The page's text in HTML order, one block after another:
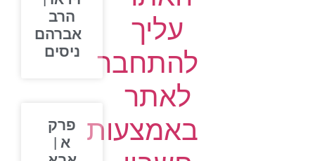
עליך
להתחבר
לאתר
באמצעות
הרב
אברהם
ניסים
פרק
א |